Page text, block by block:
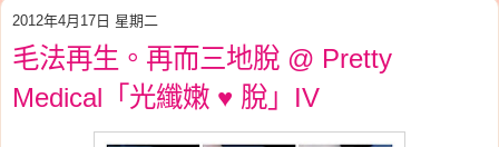
2012年4月17日 星期二
毛法再生。再而三地脫 @ Pretty
Medical「光纖嫩 ♥ 脫」IV